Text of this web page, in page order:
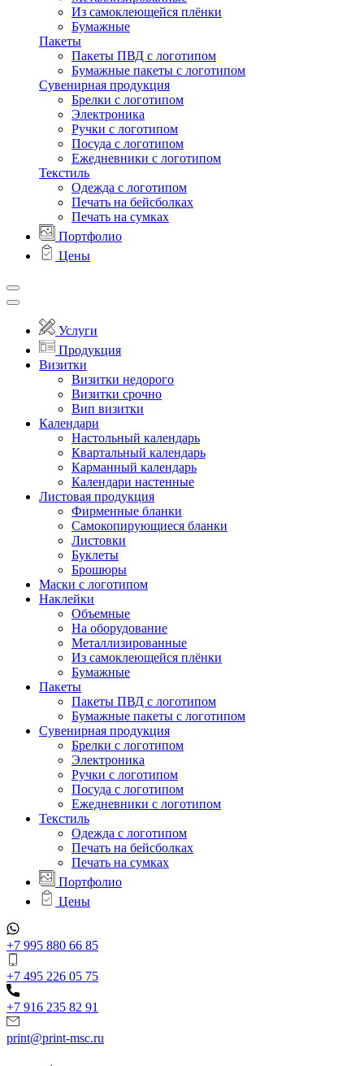
Из самоклеющейся плёнки
Бумажные
Пакеты
Пакеты ПВД с логотипом
Бумажные пакеты с логотипом
Сувенирная продукция
Брелки с логотипом
Электроника
Ручки с логотипом
Посуда с логотипом
Ежедневники с логотипом
Текстиль
Одежда с логотипом
Печать на бейсболках
Печать на сумках
Портфолио
Цены
Услуги
Продукция
Визитки
Визитки недорого
Визитки срочно
Вип визитки
Календари
Настольный календарь
Квартальный календарь
Карманный календарь
Календари настенные
Листовая продукция
Фирменные бланки
Самокопирующиеся бланки
Листовки
Буклеты
Брошюры
Маски с логотипом
Наклейки
Объемные
На оборудование
Металлизированные
Из самоклеющейся плёнки
Бумажные
Пакеты
Пакеты ПВД с логотипом
Бумажные пакеты с логотипом
Сувенирная продукция
Брелки с логотипом
Электроника
Ручки с логотипом
Посуда с логотипом
Ежедневники с логотипом
Текстиль
Одежда с логотипом
Печать на бейсболках
Печать на сумках
Портфолио
Цены
+7 995 880 66 85
+7 495 226 05 75
+7 916 235 82 91
print@print-msc.ru